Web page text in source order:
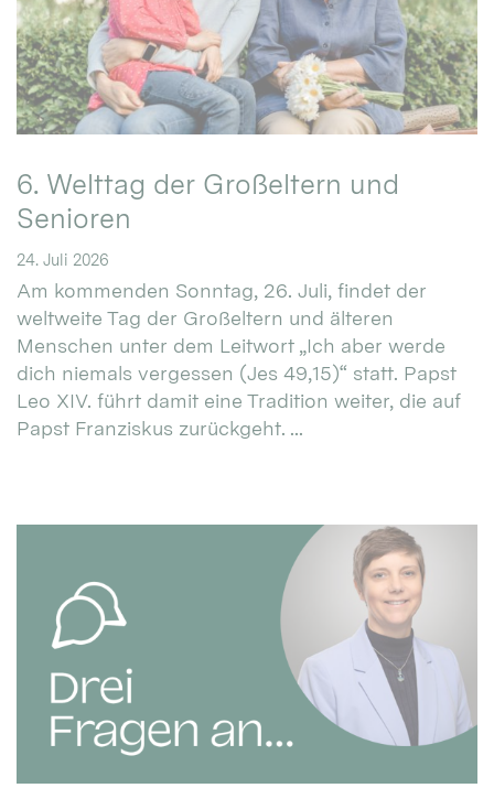
6. Welttag der Großeltern und
Senioren
24. Juli 2026
Am kommenden Sonntag, 26. Juli, findet der
weltweite Tag der Großeltern und älteren
Menschen unter dem Leitwort „Ich aber werde
dich niemals vergessen (Jes 49,15)“ statt. Papst
Leo XIV. führt damit eine Tradition weiter, die auf
Papst Franziskus zurückgeht. ...